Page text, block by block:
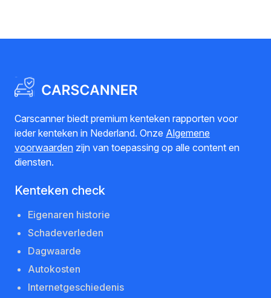
Carscanner biedt premium kenteken rapporten voor
ieder kenteken in Nederland. Onze Algemene
voorwaarden zijn van toepassing op alle content en
diensten.
Kenteken check
Eigenaren historie
Schadeverleden
Dagwaarde
Autokosten
Internetgeschiedenis